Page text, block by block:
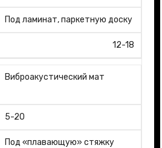
Под ламинат, паркетную доску
12-18
Виброакустический мат
5-20
Под «плавающую» стяжку